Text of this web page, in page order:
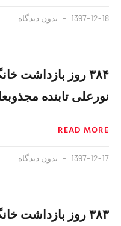
1397-12-18 بدون دیدگاه
۳۸۴ روز بازداشت
نورعلی تابنده
READ MORE
1397-12-17 بدون دیدگاه
۳۸۳ روز بازداشت